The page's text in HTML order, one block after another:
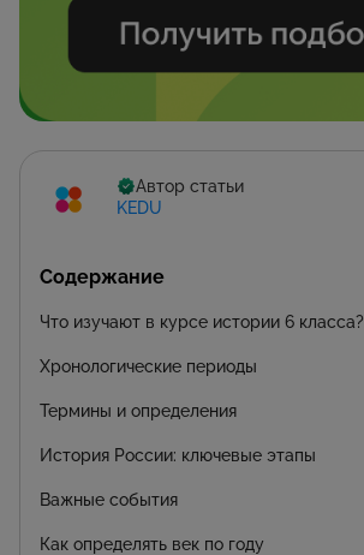
Автор статьи
KEDU
Содержание
Что изучают в курсе истории 6 класса?
Хронологические периоды
Термины и определения
История России: ключевые этапы
Важные события
Как определять век по году